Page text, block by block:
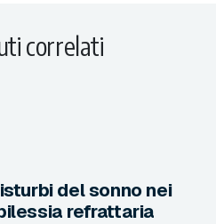
correlati
del sonno nei
refrattaria